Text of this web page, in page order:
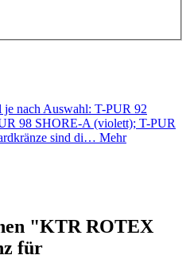
je nach Auswahl: T-PUR 92
98 SHORE-A (violett); T-PUR
sind di… Mehr
"KTR ROTEX
für